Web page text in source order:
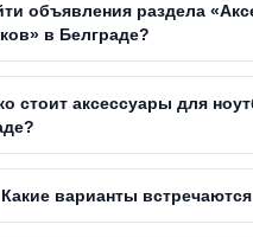
объявления раздела
в Белграде?
стоит аксессуары для
Какие варианты